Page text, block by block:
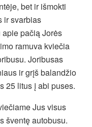
bet ir išmokti
ir svarbias
pačią Jorės
ramuva kviečia
Joribusas
ir grįš balandžio
25 litus į abi puses.
Jus visus
šventę autobusu.